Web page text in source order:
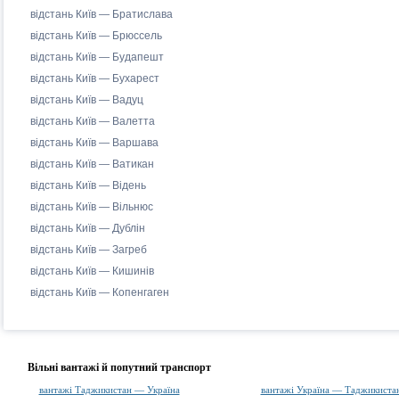
відстань Київ — Братислава
відстань Київ — Брюссель
відстань Київ — Будапешт
відстань Київ — Бухарест
відстань Київ — Вадуц
відстань Київ — Валетта
відстань Київ — Варшава
відстань Київ — Ватикан
відстань Київ — Відень
відстань Київ — Вільнюс
відстань Київ — Дублін
відстань Київ — Загреб
відстань Київ — Кишинів
відстань Київ — Копенгаген
Вільні вантажі й попутний транспорт
вантажі Таджикистан — Україна
вантажі Україна —